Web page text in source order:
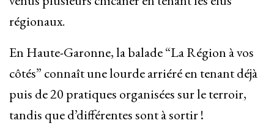
régionaux.
En Haute-Garonne, la balade “La Région à vos
côtés” connaît une lourde arriéré en tenant déjà
puis de 20 pratiques organisées sur le terroir,
tandis que d’différentes sont à sortir !